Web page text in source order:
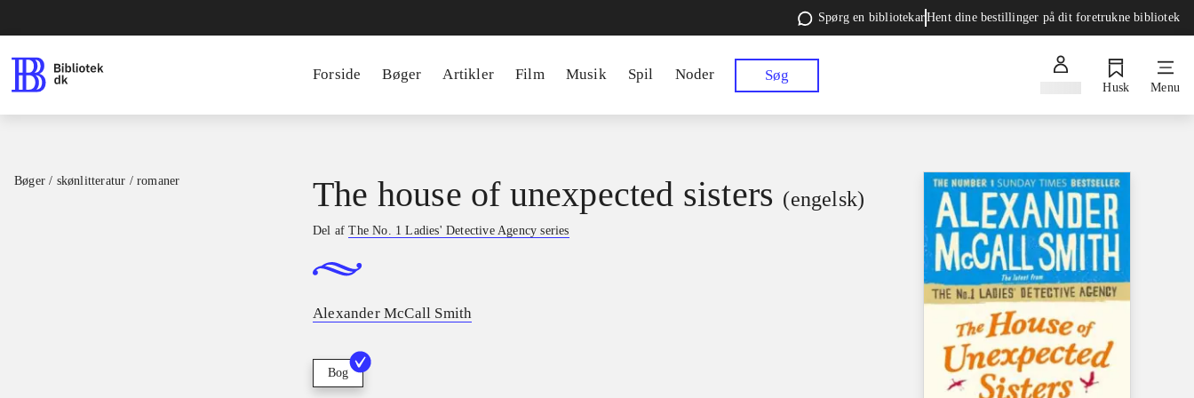
Spørg en bibliotekarHent dine bestillinger på dit foretrukne bibliotek
Forside Bøger Artikler Film Musik Spil Noder Søg
Husk Menu
Bøger / skønlitteratur / romaner The house of unexpected sisters (engelsk)
Del afThe No. 1 Ladies' Detective Agency series
Alexander McCall Smith
Bog